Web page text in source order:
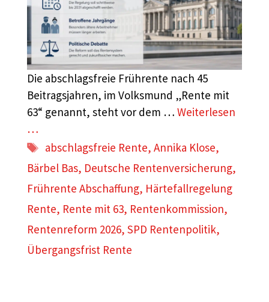
Die abschlagsfreie Frührente nach 45
Beitragsjahren, im Volksmund „Rente mit
63“ genannt, steht vor dem … Weiterlesen
…
Schlagwörter
abschlagsfreie Rente,Annika Klose,
Bärbel Bas, Deutsche Rentenversicherung,
Frührente Abschaffung, Härtefallregelung
Rente, Rente mit 63, Rentenkommission,
Rentenreform 2026, SPD Rentenpolitik,
Übergangsfrist Rente